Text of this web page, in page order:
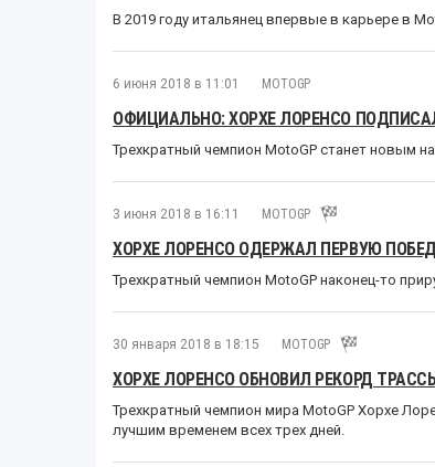
В 2019 году итальянец впервые в карьере в
6 июня 2018 в 11:01 MOTOGP
ОФИЦИАЛЬНО: ХОРХЕ ЛОРЕНСО ПОДПИСАЛ
Трехкратный чемпион MotoGP станет новым
3 июня 2018 в 16:11 MOTOGP
ХОРХЕ ЛОРЕНСО ОДЕРЖАЛ ПЕРВУЮ
Трехкратный чемпион MotoGP наконец-то
30 января 2018 в 18:15 MOTOGP
ХОРХЕ ЛОРЕНСО ОБНОВИЛ РЕКОРД
Трехкратный чемпион мира MotoGP Хорхе
лучшим временем всех трех дней.